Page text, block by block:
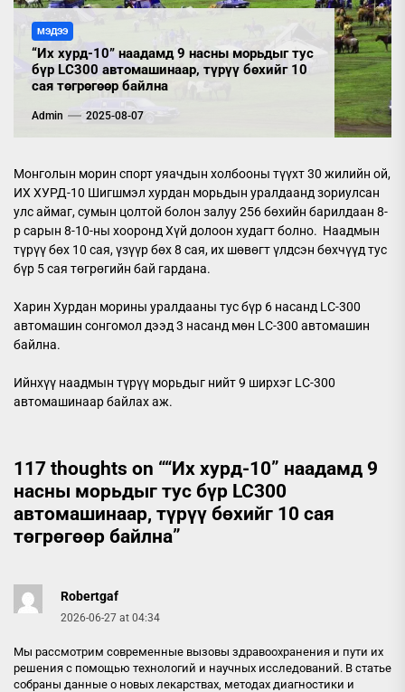
МЭДЭЭ
“Их хурд-10” наадамд 9 насны морьдыг тус
бүр LC300 автомашинаар, түрүү бөхийг 10
сая төгрөгөөр байлна
Admin 2025-08-07
Монголын морин спорт уяачдын холбооны түүхт 30 жилийн ой,
ИХ ХУРД-10 Шигшмэл хурдан морьдын уралдаанд зориулсан
улс аймаг, сумын цолтой болон залуу 256 бөхийн барилдаан 8-
р сарын 8-10-ны хооронд Хүй долоон худагт болно. Наадмын
түрүү бөх 10 сая, үзүүр бөх 8 сая, их шөвөгт үлдсэн бөхчүүд тус
бүр 5 сая төгрөгийн бай гардана.
Харин Хурдан морины уралдааны тус бүр 6 насанд LC-300
автомашин сонгомол дээд 3 насанд мөн LC-300 автомашин
байлна.
Ийнхүү наадмын түрүү морьдыг нийт 9 ширхэг LC-300
автомашинаар байлах аж.
117 thoughts on ““Их хурд-10” наадамд 9
насны морьдыг тус бүр LC300
автомашинаар, түрүү бөхийг 10 сая
төгрөгөөр байлна”
Robertgaf
2026-06-27 at 04:34
Мы рассмотрим современные вызовы здравоохранения и пути их
решения с помощью технологий и научных исследований. В статье
собраны данные о новых лекарствах, методах диагностики и